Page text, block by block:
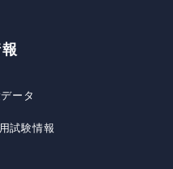
ータ
試験情報